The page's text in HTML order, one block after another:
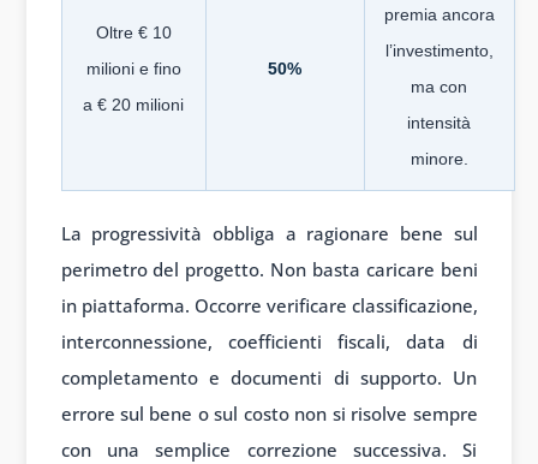
Oltre € 10
milioni e fino
a € 20 milioni
50%
premia ancora
l’investimento,
ma con
intensità
minore.
La progressività obbliga a ragionare bene sul
perimetro del progetto. Non basta caricare beni
in piattaforma. Occorre verificare classificazione,
interconnessione, coefficienti fiscali, data di
completamento e documenti di supporto. Un
errore sul bene o sul costo non si risolve sempre
con una semplice correzione successiva. Si